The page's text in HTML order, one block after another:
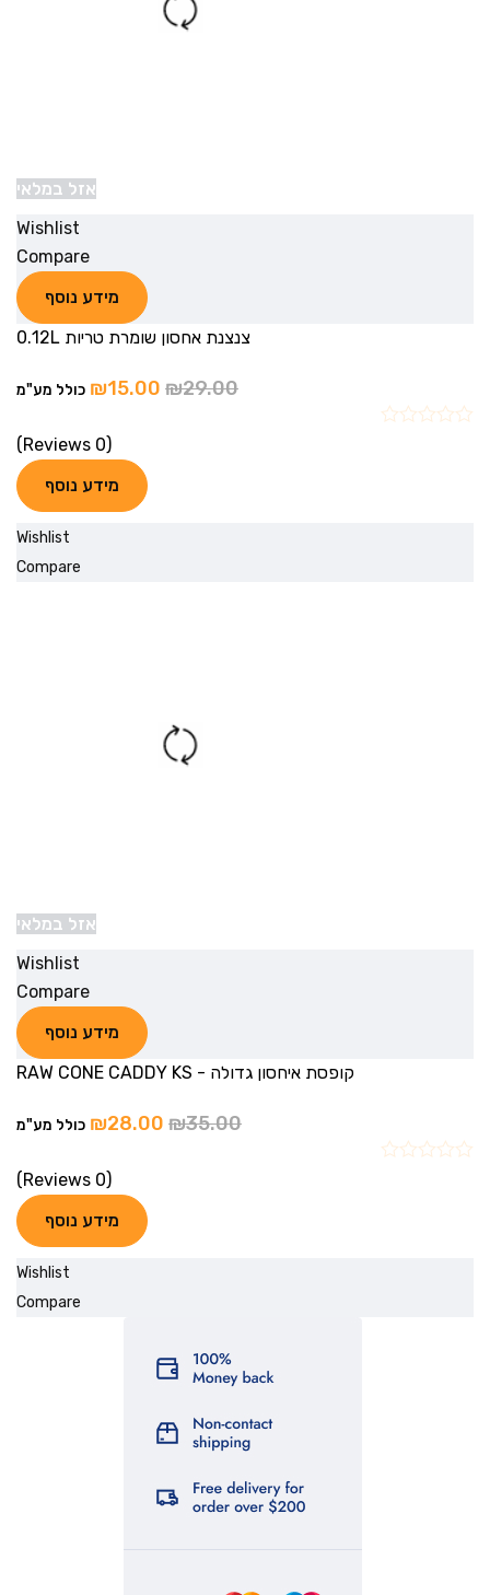
אזל במלאי
Wishlist
Compare
מידע נוסף
צנצנת אחסון שומרת טריות 0.12L
₪29.00
₪15.00 כולל מע"מ
(0 Reviews)
מידע נוסף
Wishlist
Compare
אזל במלאי
Wishlist
Compare
מידע נוסף
קופסת איחסון גדולה - RAW CONE CADDY KS
₪35.00
₪28.00 כולל מע"מ
(0 Reviews)
מידע נוסף
Wishlist
Compare